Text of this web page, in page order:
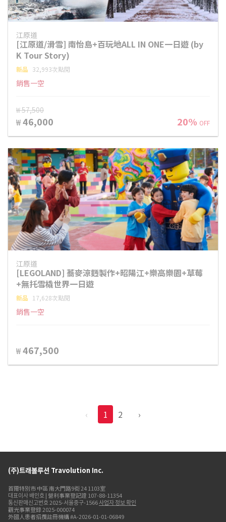
江原道
[江原道/滑雪] 南怡島+百玩地ALL IN ONE一日遊 (by
K Tour Story)
新品 32,993次點閱
銷售一空
₩ 57,500
₩46,000 20% OFF
江原道
[LEGOLAND] 蕎麥涼麪製作+昭陽江+樂高樂園+草莓
+無托雪橇世界一日遊
新品 17,628次點閱
銷售一空
₩467,500
‹ 1 2 ›
(주)트래볼루션 Travolution Inc.
首爾特別市 中區 南大門路9街 24 1103室
대표이사 배인호 | 營利事業登記證 107-88-11354
통신판매신고번호 2025-서울중구-1566사업자 정보 확인
觀光事業登錄 2025-000074
外國人患者招攬註冊機構 #A-2026-01-01-06849